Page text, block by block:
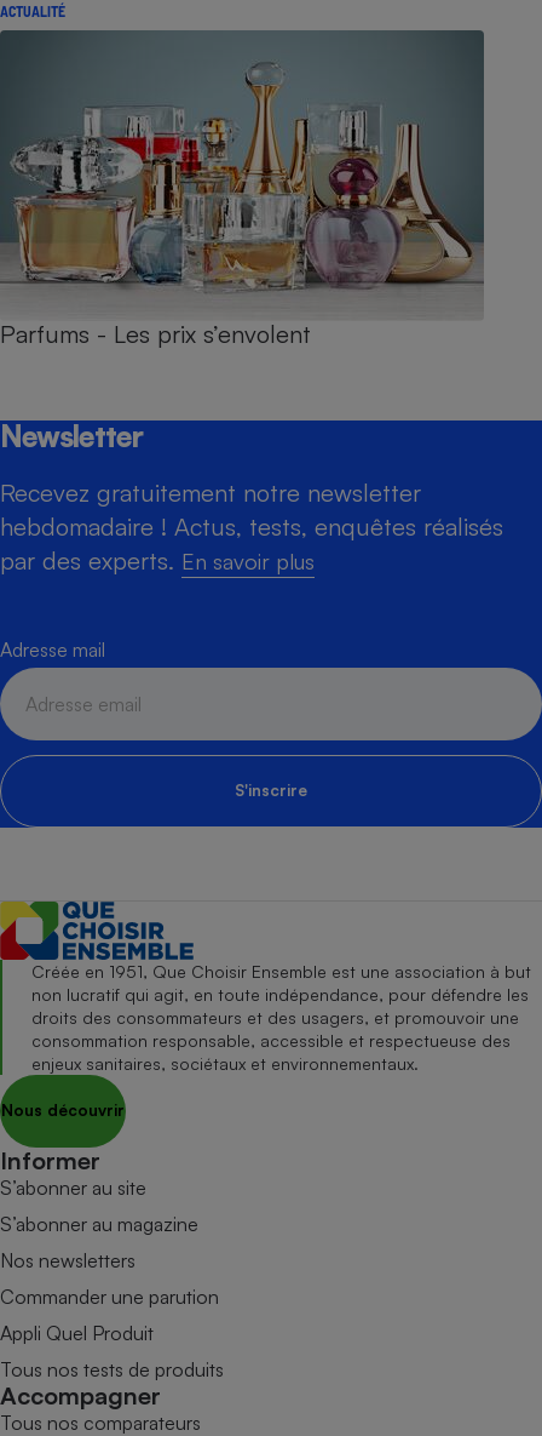
ACTUALITÉ
Parfums - Les prix s’envolent
Newsletter
Recevez gratuitement notre newsletter
hebdomadaire ! Actus, tests, enquêtes réalisés
par des experts. En savoir plus
Adresse mail
S'inscrire
Créée en 1951, Que Choisir Ensemble est une association à but
non lucratif qui agit, en toute indépendance, pour défendre les
droits des consommateurs et des usagers, et promouvoir une
consommation responsable, accessible et respectueuse des
enjeux sanitaires, sociétaux et environnementaux.
Nous découvrir
Informer
S’abonner au site
S’abonner au magazine
Nos newsletters
Commander une parution
Appli Quel Produit
Tous nos tests de produits
Accompagner
Tous nos comparateurs